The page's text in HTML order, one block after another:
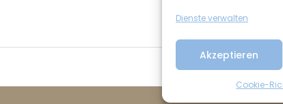
Dienste verwalten
Akzeptieren
Cookie-